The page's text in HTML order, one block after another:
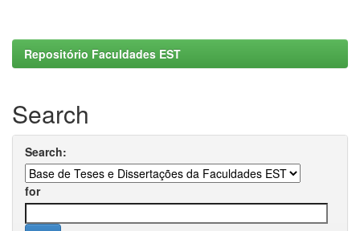
Repositório Faculdades EST
Search
Search:
for